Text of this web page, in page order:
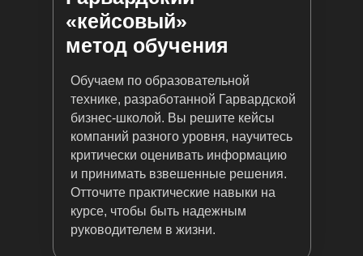
Обучаем по образовательной
технике, разработанной Гарвардской
бизнес-школой. Вы решите кейсы
компаний разного уровня, научитесь
критически оценивать информацию
и принимать взвешенные решения.
Отточите практические навыки на
курсе, чтобы быть надежным
руководителем в жизни.
«кейсовый»
метод обучения